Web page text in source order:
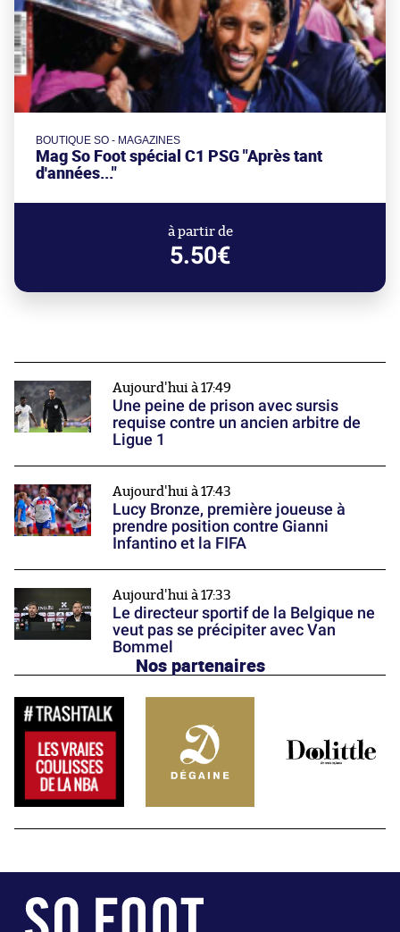
BOUTIQUE SO - MAGAZINES
Mag So Foot spécial C1 PSG "Après tant
d'années..."
à partir de
5.50€
Aujourd'hui à 17:49
Une peine de prison avec sursis
requise contre un ancien arbitre de
Ligue 1
Aujourd'hui à 17:43
Lucy Bronze, première joueuse à
prendre position contre Gianni
Infantino et la FIFA
Aujourd'hui à 17:33
Le directeur sportif de la Belgique ne
veut pas se précipiter avec Van
Bommel
Nos partenaires